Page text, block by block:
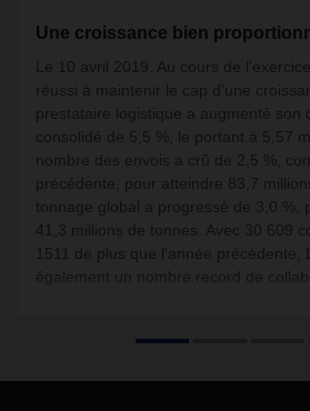
Une croissance bien
Le 10 avril 2019. Au cours de
réussi à maintenir le cap d'une
prestataire logistique a augmenté son
consolidé de 5,5 %, le portant à 5,57
nombre des envois a crû de 2,5 %,
précédente, pour atteindre 83,7
tonnage global a progressé de 3,0 %,
41,3 millions de tonnes. Avec 30 609
1511 de plus que l'année précédente,
également un nombre record de
millions; le tonnage a augmenté à 1,3